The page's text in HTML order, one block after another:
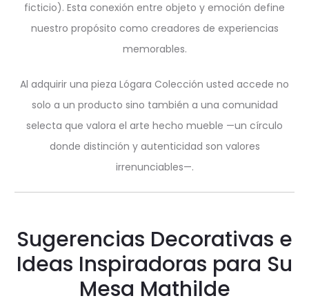
ficticio). Esta conexión entre objeto y emoción define
nuestro propósito como creadores de experiencias
memorables.
Al adquirir una pieza Lógara Colección usted accede no
solo a un producto sino también a una comunidad
selecta que valora el arte hecho mueble —un círculo
donde distinción y autenticidad son valores
irrenunciables—.
Sugerencias Decorativas e
Ideas Inspiradoras para Su
Mesa Mathilde